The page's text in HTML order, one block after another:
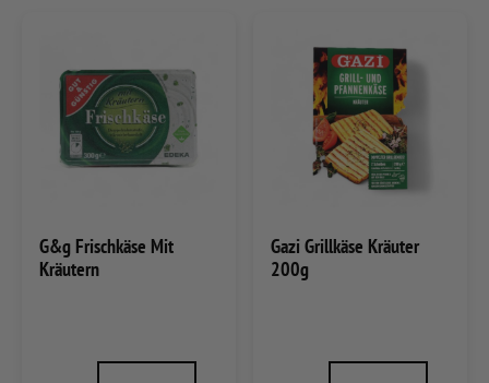
G&g Frischkäse Mit
Kräutern
Gazi Grillkäse Kräuter
200g